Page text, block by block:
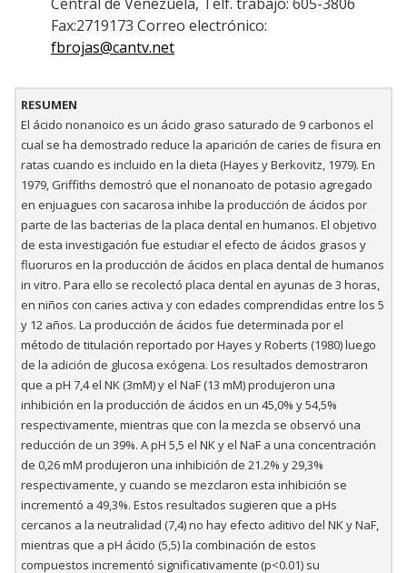
Fax:2719173 Correo electrónico:
fbrojas@cantv.net
RESUMEN
El ácido nonanoico es un ácido graso saturado de 9 carbonos el
cual se ha demostrado reduce la aparición de caries de fisura en
ratas cuando es incluido en la dieta (Hayes y Berkovitz, 1979). En
1979, Griffiths demostró que el nonanoato de potasio agregado
en enjuagues con sacarosa inhibe la producción de ácidos por
parte de las bacterias de la placa dental en humanos. El objetivo
de esta investigación fue estudiar el efecto de ácidos grasos y
fluoruros en la producción de ácidos en placa dental de humanos
in vitro. Para ello se recolectó placa dental en ayunas de 3 horas,
en niños con caries activa y con edades comprendidas entre los 5
y 12 años. La producción de ácidos fue determinada por el
método de titulación reportado por Hayes y Roberts (1980) luego
de la adición de glucosa exógena. Los resultados demostraron
que a pH 7,4 el NK (3mM) y el NaF (13 mM) produjeron una
inhibición en la producción de ácidos en un 45,0% y 54,5%
respectivamente, mientras que con la mezcla se observó una
reducción de un 39%. A pH 5,5 el NK y el NaF a una concentración
de 0,26 mM produjeron una inhibición de 21.2% y 29,3%
respectivamente, y cuando se mezclaron esta inhibición se
incrementó a 49,3%. Estos resultados sugieren que a pHs
cercanos a la neutralidad (7,4) no hay efecto aditivo del NK y NaF,
mientras que a pH ácido (5,5) la combinación de estos
compuestos incrementó significativamente (p<0.01) su